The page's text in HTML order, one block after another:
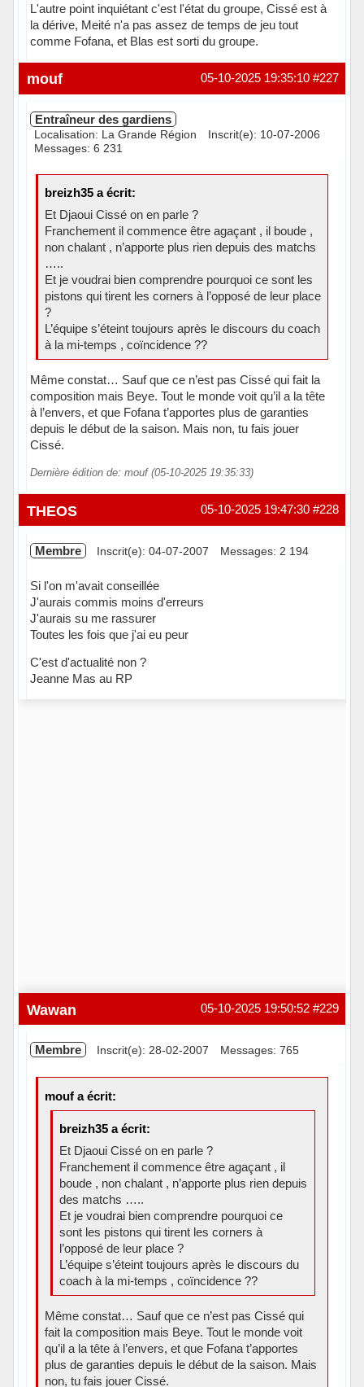
L'autre point inquiétant c'est l'état du groupe, Cissé est à
la dérive, Meité n'a pas assez de temps de jeu tout
comme Fofana, et Blas est sorti du groupe.
Hors ligne #227
05-10-2025 19:35:10
mouf
Entraîneur des gardiens
Localisation: La Grande Région
Inscrit(e): 10-07-2006
Messages: 6 231
breizh35 a écrit:
Et Djaoui Cissé on en parle ?
Franchement il commence être agaçant , il boude ,
non chalant , n’apporte plus rien depuis des matchs
…..
Et je voudrai bien comprendre pourquoi ce sont les
pistons qui tirent les corners à l’opposé de leur place
?
L’équipe s’éteint toujours après le discours du coach
à la mi-temps , coïncidence ??
Même constat… Sauf que ce n’est pas Cissé qui fait la
composition mais Beye. Tout le monde voit qu’il a la tête
à l’envers, et que Fofana t’apportes plus de garanties
depuis le début de la saison. Mais non, tu fais jouer
Cissé.
Dernière édition de: mouf (05-10-2025 19:35:33)
Hors ligne #228
05-10-2025 19:47:30
THEOS
Membre Inscrit(e): 04-07-2007 Messages: 2 194
Si l'on m'avait conseillée
J'aurais commis moins d'erreurs
J'aurais su me rassurer
Toutes les fois que j'ai eu peur
C'est d'actualité non ?
Jeanne Mas au RP
#229
05-10-2025 19:50:52
Wawan
Membre Inscrit(e): 28-02-2007 Messages: 765
mouf a écrit:
breizh35 a écrit:
Et Djaoui Cissé on en parle ?
Franchement il commence être agaçant , il
boude , non chalant , n’apporte plus rien depuis
des matchs …..
Et je voudrai bien comprendre pourquoi ce
sont les pistons qui tirent les corners à
l’opposé de leur place ?
L’équipe s’éteint toujours après le discours du
coach à la mi-temps , coïncidence ??
Même constat… Sauf que ce n’est pas Cissé qui
fait la composition mais Beye. Tout le monde voit
qu’il a la tête à l’envers, et que Fofana t’apportes
plus de garanties depuis le début de la saison. Mais
non, tu fais jouer Cissé.